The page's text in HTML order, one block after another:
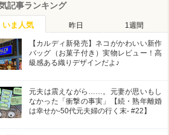
記事ランキング
いま人気 昨日 1週間
【カルディ新発売】ネコがかわいい新作
バッグ（お菓子付き）実物レビュー！高
級感ある織りデザインだよ♪
元夫は震えながら……。元妻が思いもし
なかった「衝撃の事実」【続・熟年離婚
は幸せか-50代元夫婦の行く末- #22】